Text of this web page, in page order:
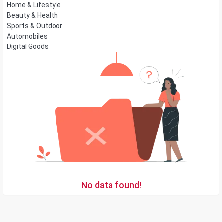
Home & Lifestyle
Beauty & Health
Sports & Outdoor
Automobiles
Digital Goods
No data found!